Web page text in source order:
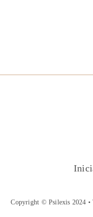
Copyright © Psilexis 2024 •